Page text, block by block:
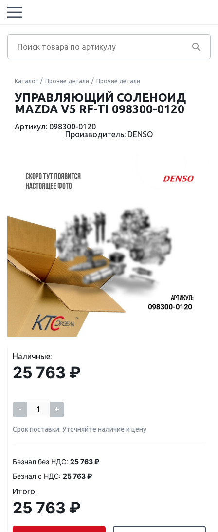
Каталог Прочие детали Прочие детали
УПРАВЛЯЮЩИЙ СОЛЕНОИД
MAZDA V5 RF-TI 098300-0120
Артикул: 098300-0120
Производитель: DENSO
Наличные:
25 763 ₽
- +
Срок поставки: Уточняйте наличие и цену
Безнал без НДС: 25 763 ₽
Безнал с НДС: 25 763 ₽
Итого:
25 763 ₽